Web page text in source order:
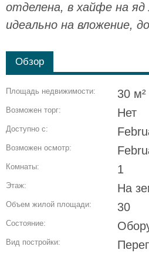
отделена, в хайфе на яд
идеально на вложение, до
Обзор
Площадь недвижимости: 30 м²
Возможен торг: Нет
Доступно с:
Возможен осмотр:
Комнаты: 1
Этаж: На
Объем жилой площади: 30
Состояние:
Вид постройки: